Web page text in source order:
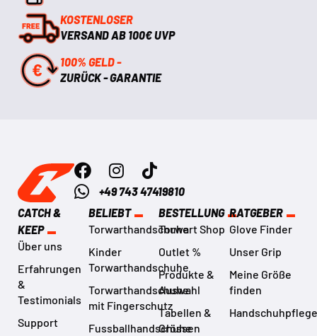
KOSTENLOSER
VERSAND AB 100€ UVP
100% GELD -
ZURÜCK - GARANTIE
+49 743 47419810
CATCH &
KEEP
Über uns
Erfahrungen
&
Testimonials
Support
BELIEBT
Torwarthandschuhe
Kinder
Torwarthandschuhe
Torwarthandschuhe
mit Fingerschutz
Fussballhandschuhe
BESTELLUNG
Torwart Shop
Outlet %
Produkte &
Auswahl
Tabellen &
Grössen
RATGEBER
Glove Finder
Unser Grip
Meine Größe
finden
Handschuhpflege